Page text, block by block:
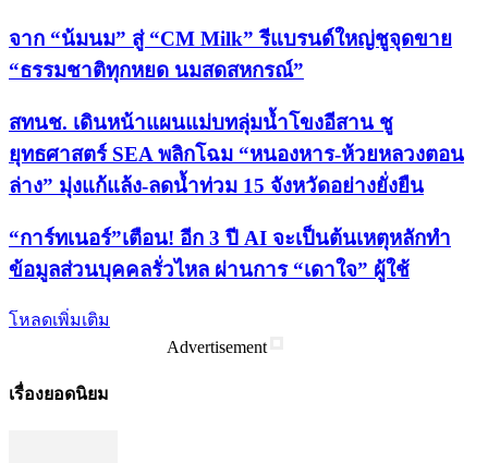
จาก “น้มนม” สู่ “CM Milk” รีแบรนด์ใหญ่ชูจุดขาย
“ธรรมชาติทุกหยด นมสดสหกรณ์”
สทนช. เดินหน้าแผนแม่บทลุ่มน้ำโขงอีสาน ชู
ยุทธศาสตร์ SEA พลิกโฉม “หนองหาร-ห้วยหลวงตอน
ล่าง” มุ่งแก้แล้ง-ลดน้ำท่วม 15 จังหวัดอย่างยั่งยืน
“การ์ทเนอร์”เตือน! อีก 3 ปี AI จะเป็นต้นเหตุหลักทำ
ข้อมูลส่วนบุคคลรั่วไหล ผ่านการ “เดาใจ” ผู้ใช้
โหลดเพิ่มเติม
Advertisement
เรื่องยอดนิยม